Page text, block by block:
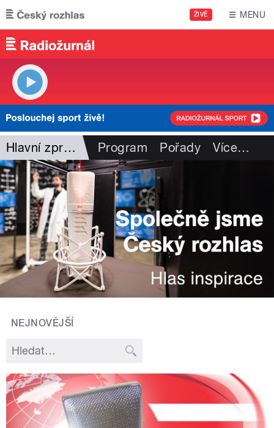
Přejít k hlavnímu obsahu
ŽIVĚ MENU
Hlavní zprávy - rozhovory Program Pořady Více…
NEJNOVĚJŠÍ